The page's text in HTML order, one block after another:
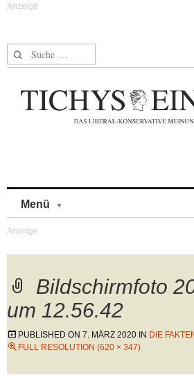
Suche nach:
Menü
Bildschirmfoto
um 12.56.42
PUBLISHED ON 7. MÄRZ 2020 IN DIE
FULL RESOLUTION (620 × 347)